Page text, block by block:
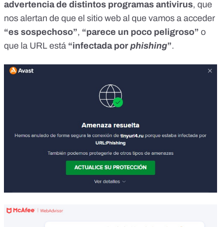
advertencia de distintos programas antivirus, que
nos alertan de que el sitio web al que vamos a acceder
“es sospechoso”, “parece un poco peligroso” o
que la URL está “infectada por phishing”.